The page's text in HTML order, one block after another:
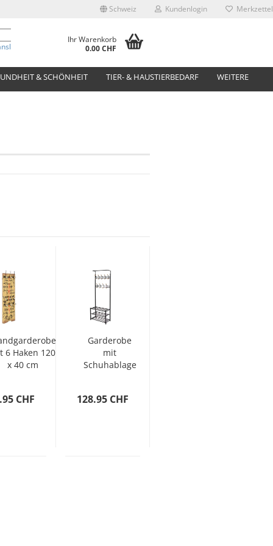
Schweiz Kundenlogin Merkzettel
Ihr Warenkorb
0.00 CHF
& SCHÖNHEIT TIER- & HAUSTIERBEDARF WEITERE
6 Haken 120
x 40 cm
CHF
Garderobe
mit
Schuhablage
128.95 CHF